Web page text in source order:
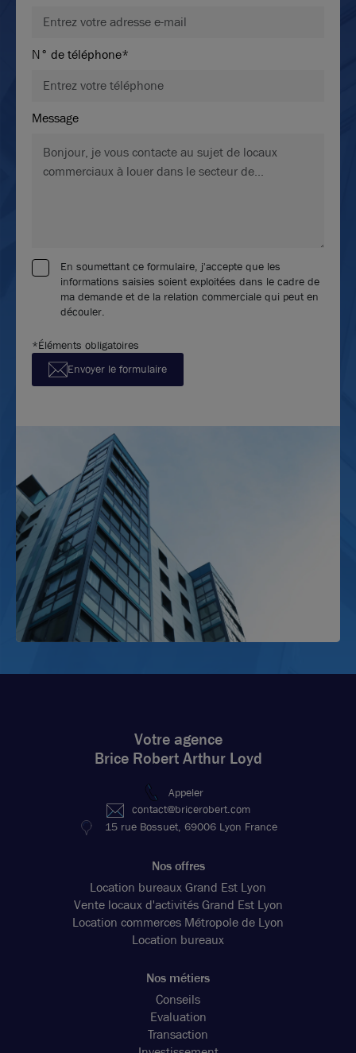
N° de téléphone*
Message
En soumettant ce formulaire, j'accepte que les
informations saisies soient exploitées dans le cadre de
ma demande et de la relation commerciale qui peut en
découler.
*Éléments obligatoires
Envoyer le formulaire
Votre agence
Brice Robert Arthur Loyd
Appeler
contact@bricerobert.com
15 rue Bossuet, 69006 Lyon France
Nos offres
Location bureaux Grand Est Lyon
Vente locaux d'activités Grand Est Lyon
Location commerces Métropole de Lyon
Location bureaux
Nos métiers
Conseils
Evaluation
Transaction